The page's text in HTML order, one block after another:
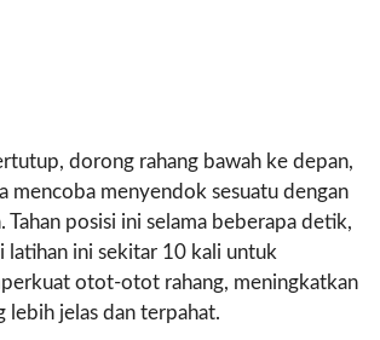
dorong rahang bawah ke depan,
mencoba menyendok sesuatu dengan
Tahan posisi ini selama beberapa detik,
latihan ini sekitar 10 kali untuk
otot-otot rahang, meningkatkan
lebih jelas dan terpahat.